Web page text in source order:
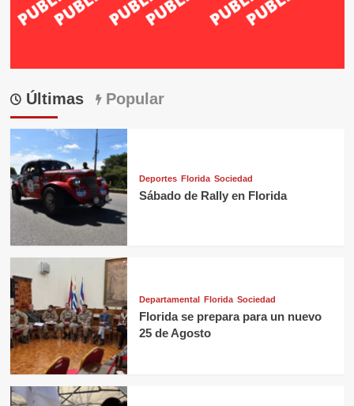
Últimas Popular
Deportes Florida Sociedad
Sábado de Rally en Florida
Departamental Florida Sociedad
Florida se prepara para un nuevo
25 de Agosto